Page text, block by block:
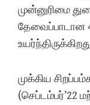
முன்னுரிமை
தேவைப்பாடான
முக்கிய
(செப்டம்பர்’22